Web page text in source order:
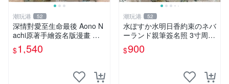
潮玩港 52
深情對愛至生命最後 Aono N
achi原著手繪簽名版漫畫 親
筆簽名限定收藏 命終不渝之
戀情 漫畫珍藏品
$1,540
潮玩港 52
水ぽすか水明日香約束のネバ
ーランド親筆簽名照 3寸周邊
照片 面簽正品 簽名照周邊
$900